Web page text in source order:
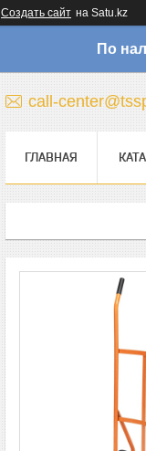
Создать сайт на Satu.kz
По
call-
ГЛАВНАЯ